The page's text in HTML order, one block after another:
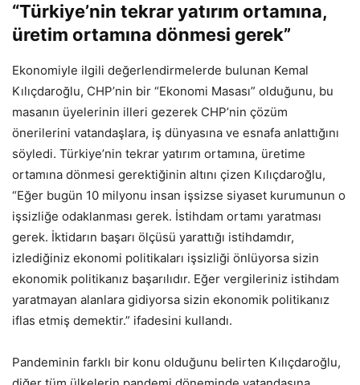
“Türkiye’nin tekrar yatırım ortamına,
üretim ortamına dönmesi gerek”
Ekonomiyle ilgili değerlendirmelerde bulunan Kemal
Kılıçdaroğlu, CHP’nin bir “Ekonomi Masası” olduğunu, bu
masanın üyelerinin illeri gezerek CHP’nin çözüm
önerilerini vatandaşlara, iş dünyasına ve esnafa anlattığını
söyledi. Türkiye’nin tekrar yatırım ortamına, üretime
ortamına dönmesi gerektiğinin altını çizen Kılıçdaroğlu,
“Eğer bugün 10 milyonu insan işsizse siyaset kurumunun o
işsizliğe odaklanması gerek. İstihdam ortamı yaratması
gerek. İktidarın başarı ölçüsü yarattığı istihdamdır,
izlediğiniz ekonomi politikaları işsizliği önlüyorsa sizin
ekonomik politikanız başarılıdır. Eğer vergileriniz istihdam
yaratmayan alanlara gidiyorsa sizin ekonomik politikanız
iflas etmiş demektir.” ifadesini kullandı.
Pandeminin farklı bir konu olduğunu belirten Kılıçdaroğlu,